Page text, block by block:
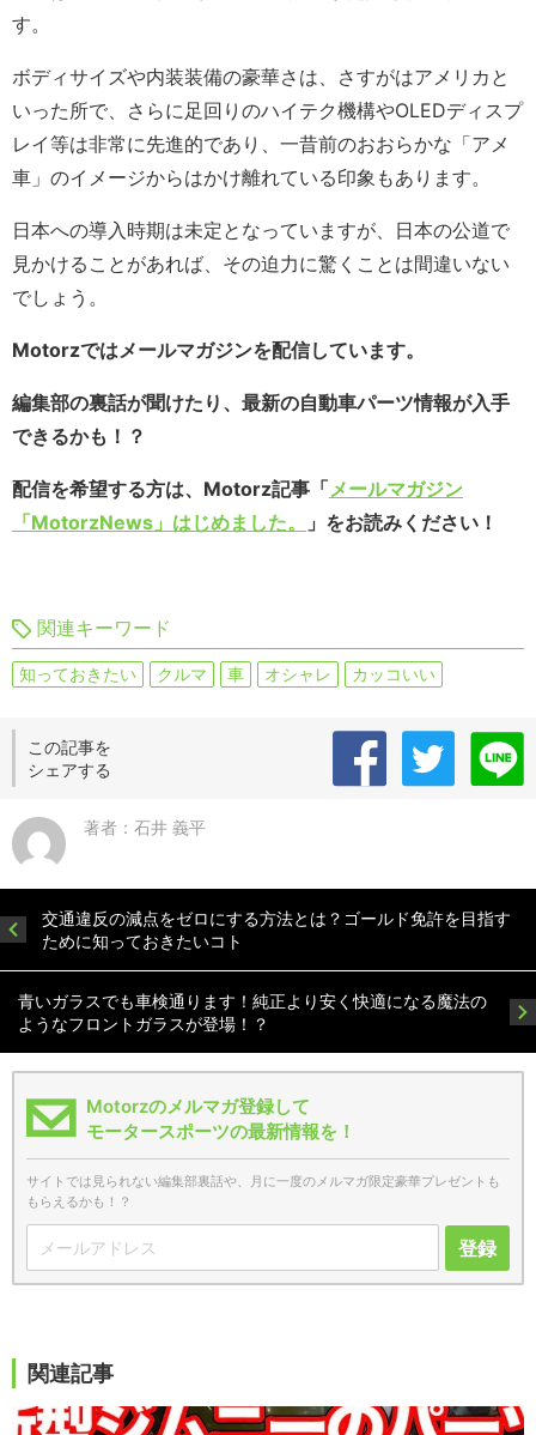
す。
ボディサイズや内装装備の豪華さは、さすがはアメリカと
いった所で、さらに足回りのハイテク機構やOLEDディスプ
レイ等は非常に先進的であり、一昔前のおおらかな「アメ
車」のイメージからはかけ離れている印象もあります。
日本への導入時期は未定となっていますが、日本の公道で
見かけることがあれば、その迫力に驚くことは間違いない
でしょう。
Motorzではメールマガジンを配信しています。
編集部の裏話が聞けたり、最新の自動車パーツ情報が入手
できるかも！？
配信を希望する方は、Motorz記事「メールマガジン
「MotorzNews」はじめました。
」をお読みください！
関連キーワード
知っておきたい クルマ 車 オシャレ カッコいい
この記事を
シェアする
著者：石井 義平
交通違反の減点をゼロにする方法とは？ゴールド免許を目指す
ために知っておきたいコト
青いガラスでも車検通ります！純正より安く快適になる魔法の
ようなフロントガラスが登場！？
Motorzのメルマガ登録して
モータースポーツの最新情報を！
サイトでは見られない編集部裏話や、月に一度のメルマガ限定豪華プレゼントも
もらえるかも！？
登録
関連記事